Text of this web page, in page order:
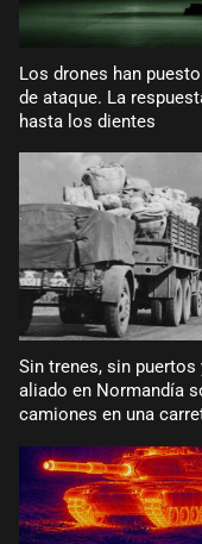
Los drones han
de ataque. La
hasta los dientes
Sin trenes, sin
aliado en Normandía
camiones en una